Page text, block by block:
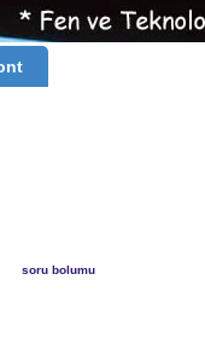
soru bolumu